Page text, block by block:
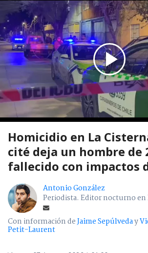
Homicidio en La
cité deja un hombre de
fallecido con impactos
Antonio González
Periodista. Editor nocturno
Con información deJaime Sepúlveday
Petit-Laurent